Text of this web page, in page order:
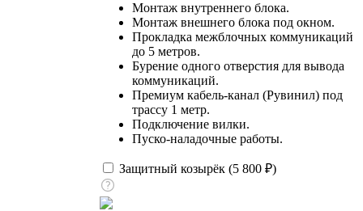
Монтаж внутреннего блока.
Монтаж внешнего блока под окном.
Прокладка межблочных коммуникаций
до 5 метров.
Бурение одного отверстия для вывода
коммуникаций.
Премиум кабель-канал (Рувинил) под
трассу 1 метр.
Подключение вилки.
Пуско-наладочные работы.
Защитный козырёк (5 800 ₽)